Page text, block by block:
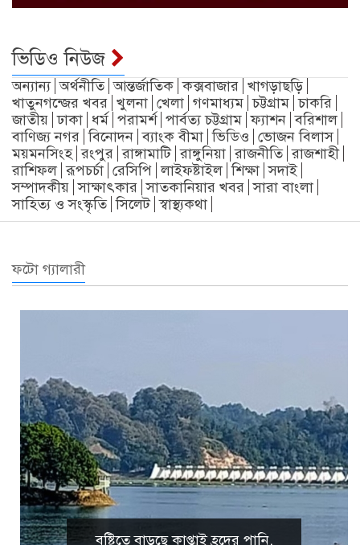
ভিডিও নিউজ
অন্যান্য অর্থনীতি আন্তর্জাতিক কক্সবাজার খাগড়াছড়ি
খাতুনগন্জের খবর খুলনা খেলা গণমাধ্যম চট্টগ্রাম চাকরি
জাতীয় ঢাকা ধর্ম পরামর্শ পার্বত্য চট্টগ্রাম ফ্যাশন বরিশাল
বাণিজ্য নগর বিনোদন ব্যাংক বীমা ভিডিও ভোজন বিলাস
ময়মনসিংহ রংপুর রাঙ্গামাটি রাঙ্গুনিয়া রাজনীতি রাজশাহী
রাশিফল রূপচর্চা রেসিপি লাইফষ্টাইল শিক্ষা সদাই
সম্পাদকীয় সাক্ষাৎকার সাতকানিয়ার খবর সারা বাংলা
সাহিত্য ও সংস্কৃতি সিলেট স্বাস্থ্যকথা
ফটো গ্যালারী
বৃষ্টিতে বাড়ছে কাপ্তাই হ্রদের পানি,